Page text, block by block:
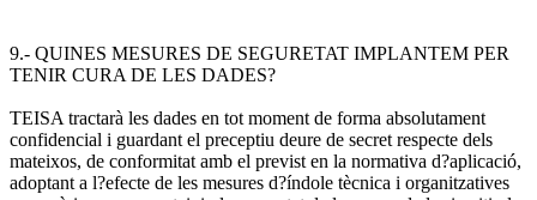
9.- QUINES MESURES DE SEGURETAT IMPLANTEM PER
TENIR CURA DE LES DADES?
TEISA tractarà les dades en tot moment de forma absolutament
confidencial i guardant el preceptiu deure de secret respecte dels
mateixos, de conformitat amb el previst en la normativa d?aplicació,
adoptant a l?efecte de les mesures d?índole tècnica i organitzatives